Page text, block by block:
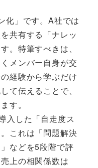
化」です。A社では
共有する「ナレッ
。特筆すべきは、
メンバー自身が交
経験から学ぶだけ
て伝えることで、
す。
入した「自走度ス
これは「問題解決
などを5段階で評
上の相関係数は